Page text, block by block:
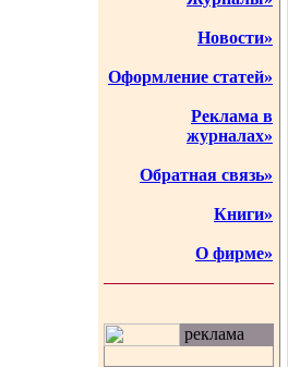
Новости»
Оформление статей»
Реклама в
журналах»
Обратная связь»
Книги»
О фирме»
реклама